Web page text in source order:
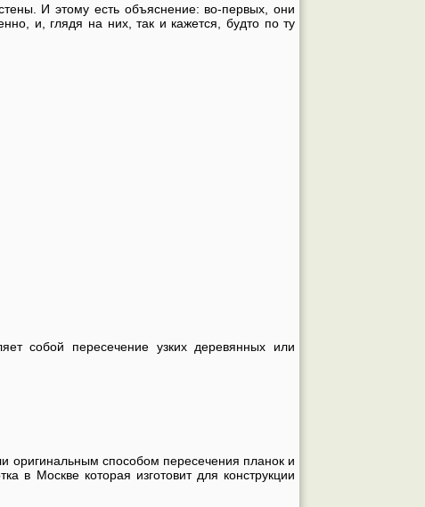
И этому есть объяснение: во-первых, они
и, глядя на них, так и кажется, будто по ту
собой пересечение узких деревянных или
способом пересечения планок и
в Москве которая изготовит для конструкции